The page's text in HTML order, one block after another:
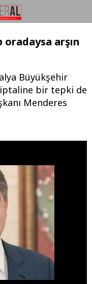
arşın
Büyükşehir
iptaline bir tepki de
Menderes